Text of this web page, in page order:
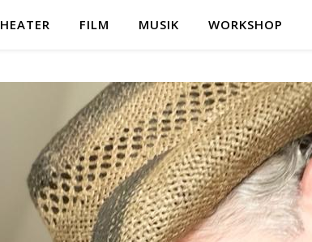
FILM MUSIK WORKSHOP